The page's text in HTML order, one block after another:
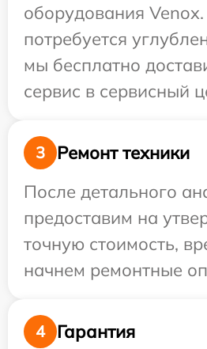
оборудования
потребуется
мы бесплатно
сервис в сервисный
3
Ремонт техники
После детального
предоставим на
точную стоимость,
начнем ремонтные
4
Гарантия